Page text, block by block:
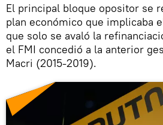
El principal bloque opositor se
plan económico que implicaba
que solo se avaló la
el FMI concedió a la anterior
Macri (2015-2019).